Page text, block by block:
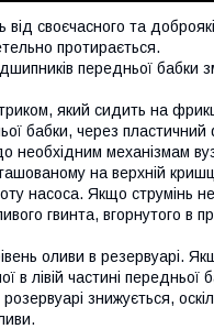
від своєчасного та
протирається.
передньої
який сидить на
бабки, через
необхідним механізмам
на верхній
насоса. Якщо струмінь
гвинта, вгорнутого в
оливи в резервуарі.
в лівій частині
знижується,